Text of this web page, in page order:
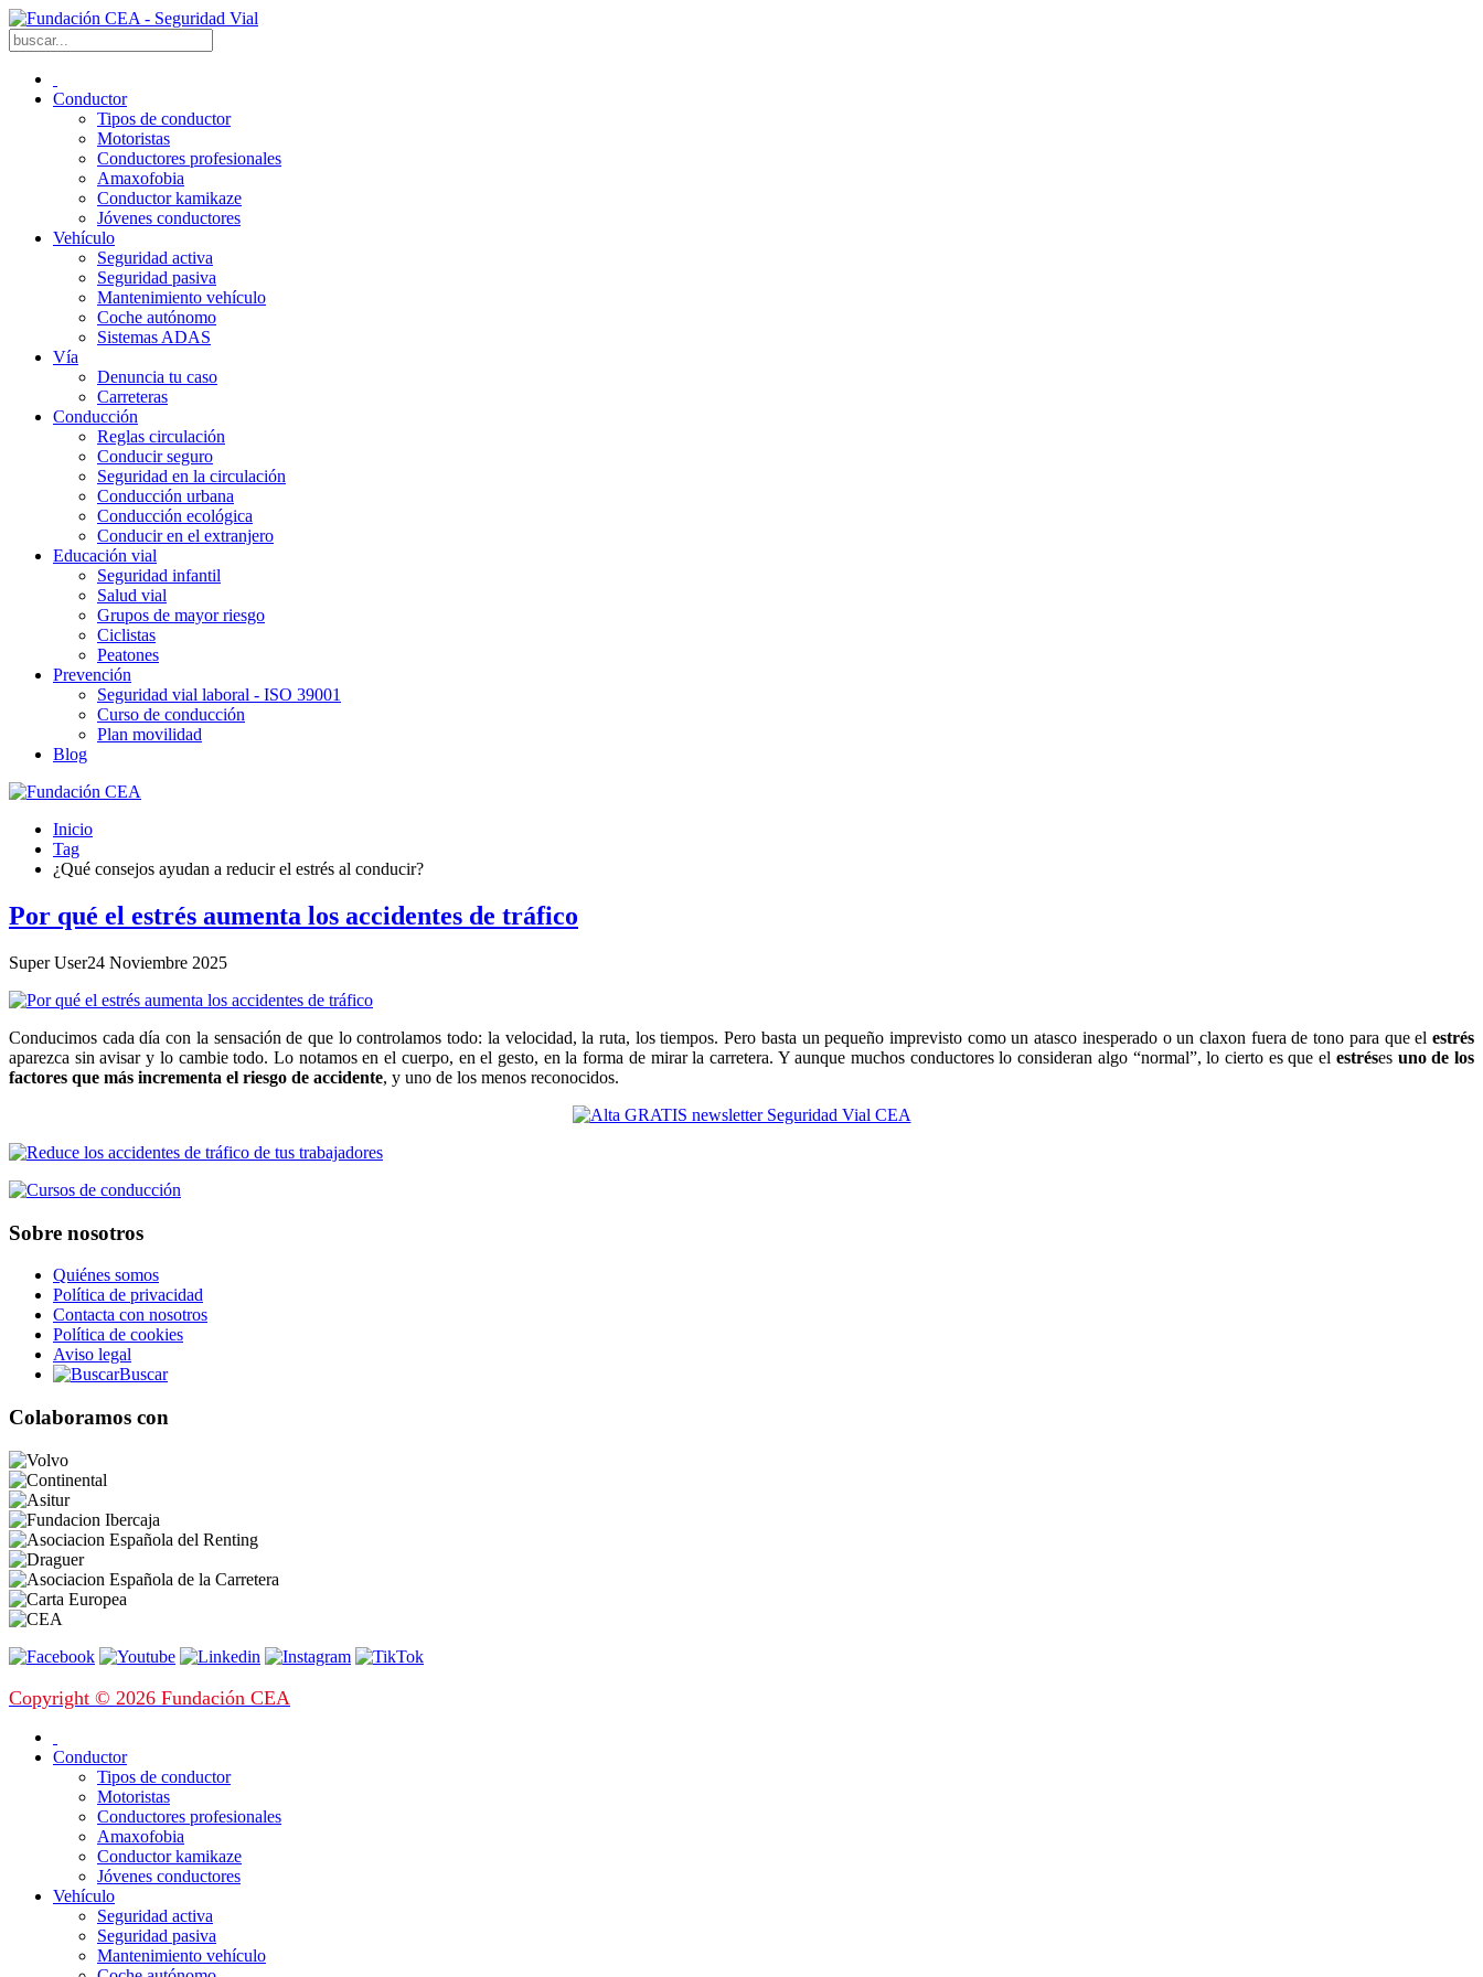
Conductor
Tipos de conductor
Motoristas
Conductores profesionales
Amaxofobia
Conductor kamikaze
Jóvenes conductores
Vehículo
Seguridad activa
Seguridad pasiva
Mantenimiento vehículo
Coche autónomo
Sistemas ADAS
Vía
Denuncia tu caso
Carreteras
Conducción
Reglas circulación
Conducir seguro
Seguridad en la circulación
Conducción urbana
Conducción ecológica
Conducir en el extranjero
Educación vial
Seguridad infantil
Salud vial
Grupos de mayor riesgo
Ciclistas
Peatones
Prevención
Seguridad vial laboral - ISO 39001
Curso de conducción
Plan movilidad
Blog
Inicio
Tag
¿Qué consejos ayudan a reducir el estrés al conducir?
Por qué el estrés aumenta los accidentes de tráfico
Super User24 Noviembre 2025
Conducimos cada día con la sensación de que lo controlamos todo: la velocidad, la ruta, los tiempos. Pero basta un pequeño imprevisto como un atasco inesperado o un claxon fuera de tono para que el estrés
aparezca sin avisar y lo cambie todo. Lo notamos en el cuerpo, en el gesto, en la forma de mirar la carretera. Y aunque muchos conductores lo consideran algo “normal”, lo cierto es que el estrésesuno de los
factores que más incrementa el riesgo de accidente, y uno de los menos reconocidos.
Sobre nosotros
Quiénes somos
Política de privacidad
Contacta con nosotros
Política de cookies
Aviso legal
Buscar
Colaboramos con
Copyright © 2026 Fundación CEA
Conductor
Tipos de conductor
Motoristas
Conductores profesionales
Amaxofobia
Conductor kamikaze
Jóvenes conductores
Vehículo
Seguridad activa
Seguridad pasiva
Mantenimiento vehículo